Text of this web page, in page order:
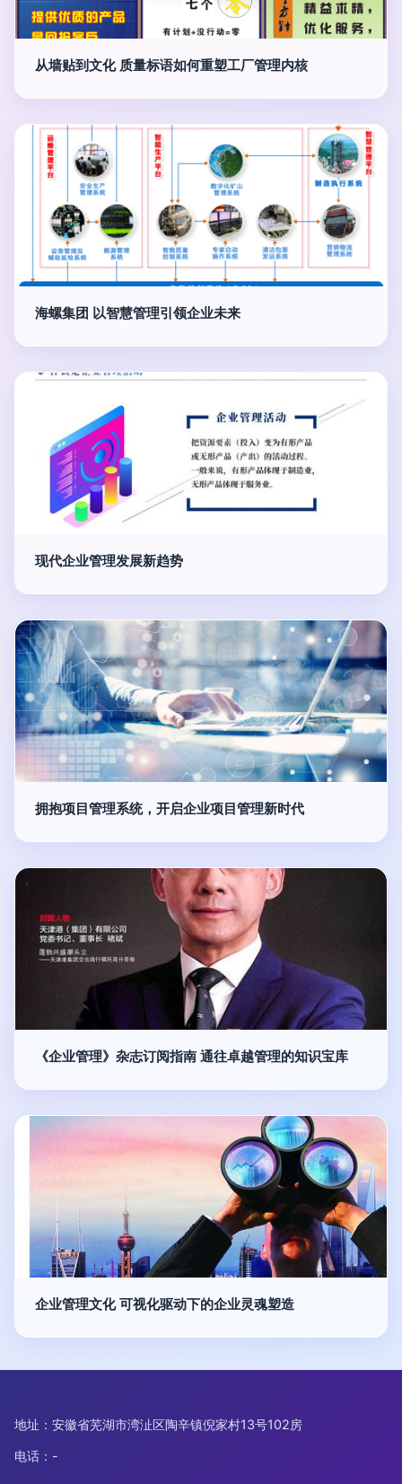
从墙贴到文化 质量标语如何重塑工厂管理内核
海螺集团 以智慧管理引领企业未来
现代企业管理发展新趋势
拥抱项目管理系统，开启企业项目管理新时代
《企业管理》杂志订阅指南 通往卓越管理的知识宝库
企业管理文化 可视化驱动下的企业灵魂塑造
地址：安徽省芜湖市湾沚区陶辛镇倪家村13号102房
电话：-